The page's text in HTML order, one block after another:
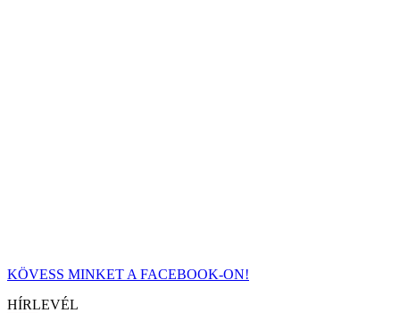
KÖVESS MINKET A FACEBOOK-ON!
HÍRLEVÉL